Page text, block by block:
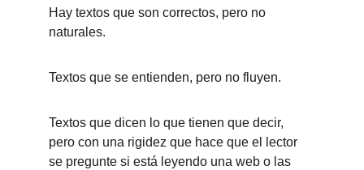
Hay textos que son correctos, pero no
naturales.
Textos que se entienden, pero no fluyen.
Textos que dicen lo que tienen que decir,
pero con una rigidez que hace que el lector
se pregunte si está leyendo una web o las